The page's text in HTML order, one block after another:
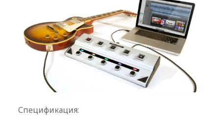
Спецификация: